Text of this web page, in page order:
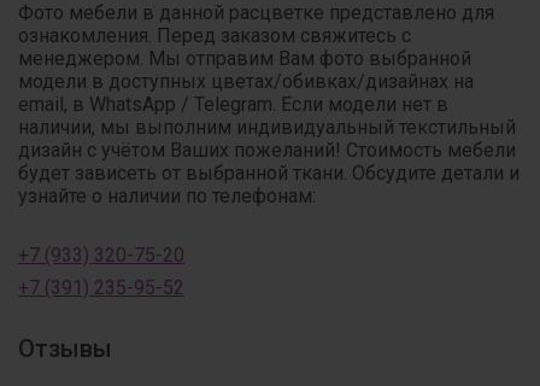
Фото мебели в данной расцветке представлено для
ознакомления. Перед заказом свяжитесь с
менеджером. Мы отправим Вам фото выбранной
модели в доступных цветах/обивках/дизайнах на
email, в WhatsApp / Telegram. Если модели нет в
наличии, мы выполним индивидуальный текстильный
дизайн с учётом Ваших пожеланий! Стоимость мебели
будет зависеть от выбранной ткани. Обсудите детали и
узнайте о наличии по телефонам:
+7 (933) 320-75-20
+7 (391) 235-95-52
Отзывы